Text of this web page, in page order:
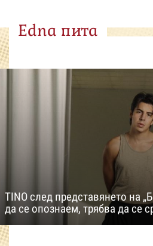
Edna пита
TINO след представянето на
да се опознаем, трябва да се